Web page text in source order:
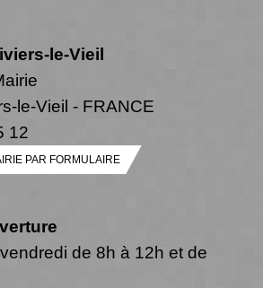
le-Vieil
le-Vieil - FRANCE
12
PAR FORMULAIRE
de 8h à 12h et de